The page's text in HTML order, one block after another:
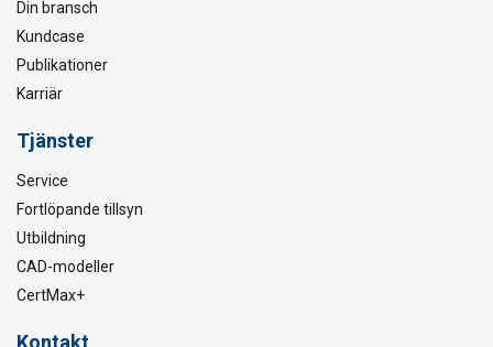
Din bransch
Kundcase
Publikationer
Karriär
Tjänster
Service
Fortlöpande tillsyn
Utbildning
CAD-modeller
CertMax+
Kontakt